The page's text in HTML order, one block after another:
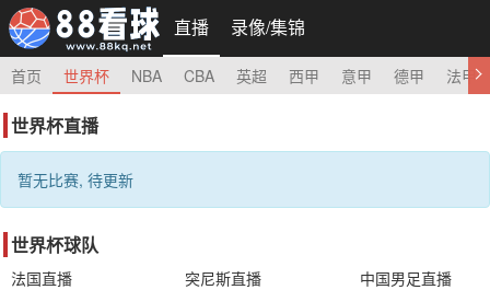
直播 录像/集锦
首页 世界杯 NBA CBA 英超 西甲 意甲 德甲 法甲
世界杯直播
暂无比赛, 待更新
世界杯球队
法国直播 突尼斯直播
中国男足直播